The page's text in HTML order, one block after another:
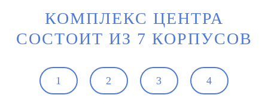
КОМПЛЕКС ЦЕНТРА
СОСТОИТ ИЗ 7 КОРПУСОВ
1 2 3 4